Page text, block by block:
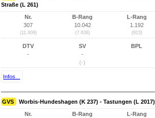
Straße (L 261)
Nr.
307
(11.009)
B-Rang
10.042
(7.638)
L-Rang
1.192
(923)
DTV
-
SV
-
(-)
BPL
Infos...
GVS Worbis-Hundeshagen (K 237) - Tastungen (L 2017)
Nr.
B-Rang
L-Rang